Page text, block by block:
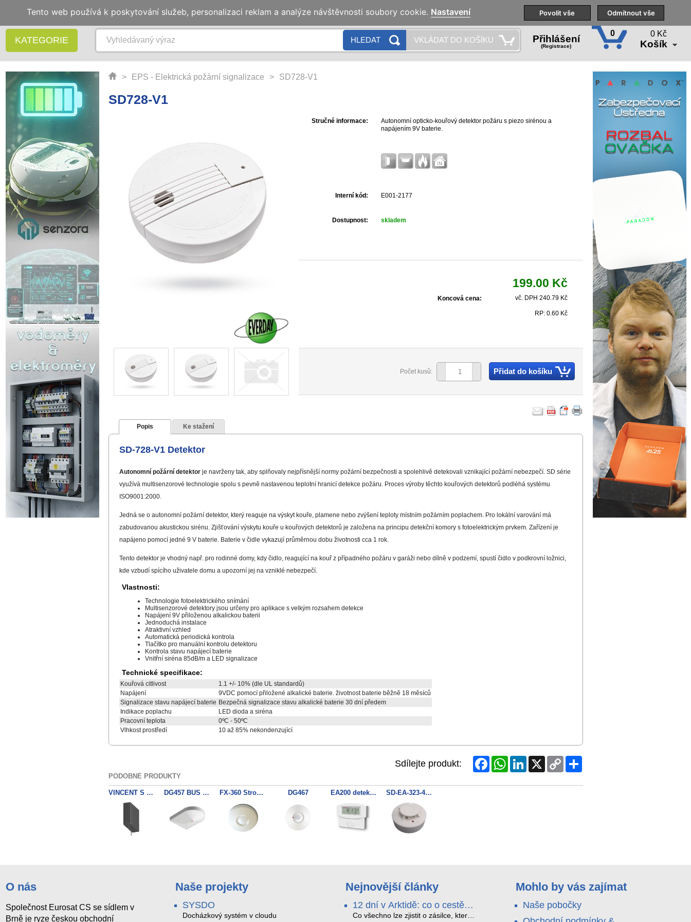
Naše pobočky Technická podpora Školení
KATEGORIE HLEDAT VKLÁDAT DO KOŠÍKU Přihlášení
(Registrace)
0 0 Kč
Košík
> EPS - Elektrická požární signalizace > SD728-V1
SD728-V1
Stručné informace:
Autonomní opticko-kouřový detektor požáru s piezo sirénou a
napájením 9V baterie.
Interní kód: E001-2177
Dostupnost: skladem
Koncová cena:
199.00 Kč
vč. DPH 240.79 Kč
RP: 0.60 Kč
Počet kusů: Přidat do košíku
Popis Ke stažení
SD-728-V1 Detektor
Autonomní požární detektorje navrženy tak, aby splňovaly nejpřísnější normy požární bezpečnosti a spolehlivě detekovali vznikající požární nebezpečí. SD série
využívá multisenzorové technologie spolu s pevně nastavenou teplotní hranicí detekce požáru. Proces výroby těchto kouřových detektorů podléhá systému
ISO9001:2000.
Jedná se o autonomní požární detektor, který reaguje na výskyt kouře, plamene nebo zvýšení teploty místním požárním poplachem. Pro lokální varování má
zabudovanou akustickou sirénu. Zjišťování výskytu kouře u kouřových detektorů je založena na principu detekční komory s fotoelektrickým prvkem. Zařízení je
napájeno pomocí jedné 9 V baterie. Baterie v čidle vykazují průměrnou dobu životnosti cca 1 rok.
Tento detektor je vhodný např. pro rodinné domy, kdy čidlo, reagující na kouř z případného požáru v garáži nebo dílně v podzemí, spustí čidlo v podkrovní ložnici,
kde vzbudí spícího uživatele domu a upozorní jej na vzniklé nebezpečí.
Vlastnosti:
Technologie fotoelektrického snímání
Multisenzorové detektory jsou určeny pro aplikace s velkým rozsahem detekce
Napájení 9V přiloženou alkalickou baterii
Jednoduchá instalace
Atraktivní vzhled
Automatická periodická kontrola
Tlačítko pro manuální kontrolu detektoru
Kontrola stavu napájecí baterie
Vnitřní siréna 85dB/m a LED signalizace
Technické specifikace:
Kouřová citlivost
1.1 +/- 10% (dle UL standardů)
Napájení
9VDC pomocí přiložené alkalické baterie. životnost baterie běžně 18 měsíců
Signalizace stavu napájecí baterie Bezpečná signalizace stavu alkalické baterie 30 dní předem
Indikace poplachu
LED dioda a siréna
Pracovní teplota
0ºC - 50ºC
Vlhkost prostředí
10 až 85% nekondenzující
Sdílejte produkt: FacebookWhatsAppLinkedIn
X
Copy
Link
Share
PODOBNÉ PRODUKTY
VINCENT S VBBG obrazové čidlo DG457 BUS GLASSTREK FX-360 Stropni PIR detektor DG467 EA200 detektor prostředí SD-EA-323-4AR
O nás
Společnost Eurosat CS se sídlem v
Brně je ryze českou obchodní
Naše projekty
SYSDO
Docházkový systém v cloudu
Nejnovější články
12 dní v Arktidě: co o cestě
na Nordkapp řekla data ze
Co všechno lze zjistit o zásilce, která
Mohlo by vás zajímat
Naše pobočky
Tento web používá k poskytování služeb, personalizaci reklam a analýze návštěvnosti soubory cookie. Nastavení Povolit vše Odmítnout vše